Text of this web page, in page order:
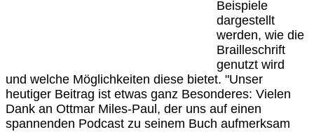
Beispiele
dargestellt
werden, wie die
Brailleschrift
genutzt wird
und welche Möglichkeiten diese bietet. "Unser
heutiger Beitrag ist etwas ganz Besonderes: Vielen
Dank an Ottmar Miles-Paul, der uns auf einen
spannenden Podcast zu seinem Buch aufmerksam